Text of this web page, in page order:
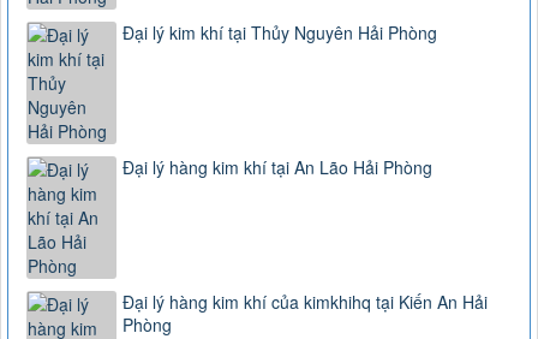
Đại lý kim khí tại Thủy Nguyên Hải Phòng
Đại lý hàng kim khí tại An Lão Hải Phòng
Đại lý hàng kim khí của kimkhihq tại Kiến An Hải
Phòng